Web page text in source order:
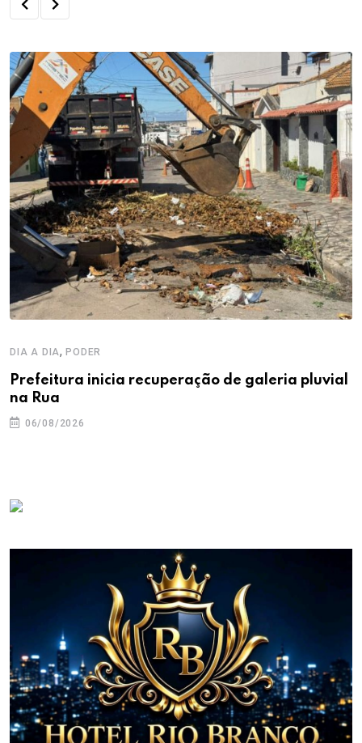
DIA A DIA,PODER
Prefeitura inicia recuperação de galeria pluvial
na Rua
06/08/2026